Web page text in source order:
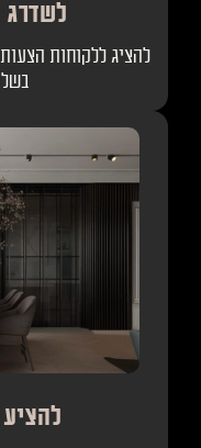
לשדרג
להציג ללקוחות הצעות